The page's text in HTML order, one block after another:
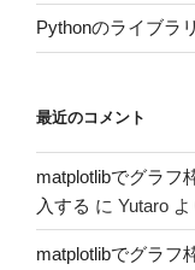
Pythonのライブラ
最近のコメント
matplotlibでグラフ
入する に Yutaro よ
matplotlibでグラフ